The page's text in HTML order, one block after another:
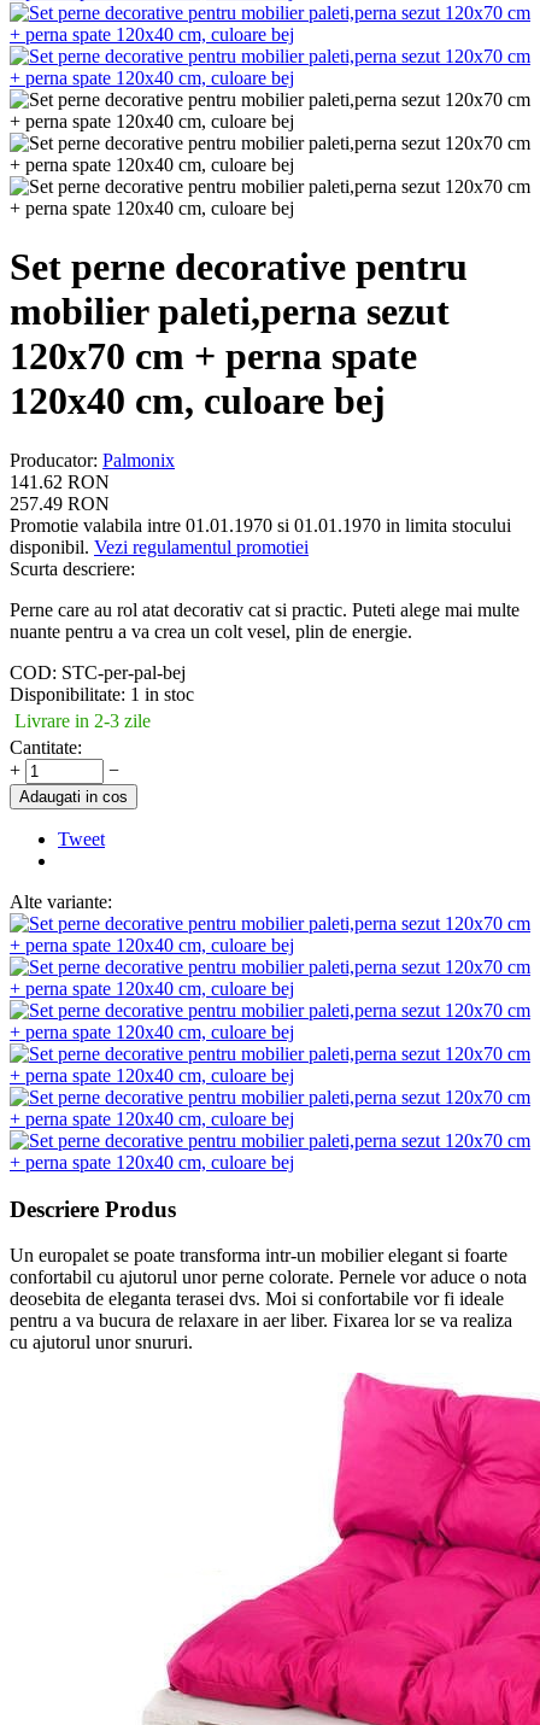
Set perne decorative pentru
mobilier paleti,perna sezut
120x70 cm + perna spate
120x40 cm, culoare bej
Producator: Palmonix
141.62 RON
257.49 RON
Promotie valabila intre 01.01.1970 si 01.01.1970 in limita stocului
disponibil. Vezi regulamentul promotiei
Scurta descriere:
Perne care au rol atat decorativ cat si practic. Puteti alege mai multe
nuante pentru a va crea un colt vesel, plin de energie.
COD: STC-per-pal-bej
Disponibilitate: 1 in stoc
Livrare in 2-3 zile
Cantitate:
+
−
Adaugati in cos
Tweet
Alte variante:
Descriere Produs
Un europalet se poate transforma intr-un mobilier elegant si foarte
confortabil cu ajutorul unor perne colorate. Pernele vor aduce o nota
deosebita de eleganta terasei dvs. Moi si confortabile vor fi ideale
pentru a va bucura de relaxare in aer liber. Fixarea lor se va realiza
cu ajutorul unor snururi.